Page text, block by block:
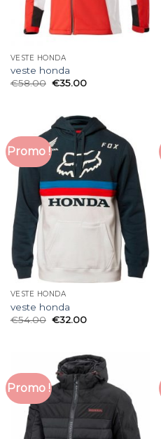
VESTE HONDA
veste honda
€58.00 €35.00
Promo !
VESTE HONDA
veste honda
€54.00 €32.00
Promo !